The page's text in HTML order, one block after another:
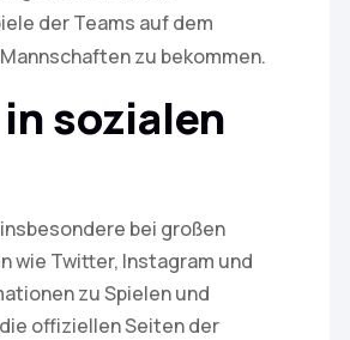
der Teams auf dem
zu bekommen.
sozialen
bei großen
wie Twitter, Instagram und
zu Spielen und
offiziellen Seiten der